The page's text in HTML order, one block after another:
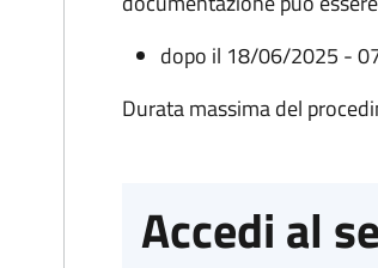
dopo il 18/06/2025 -
Durata massima del
Accedi al